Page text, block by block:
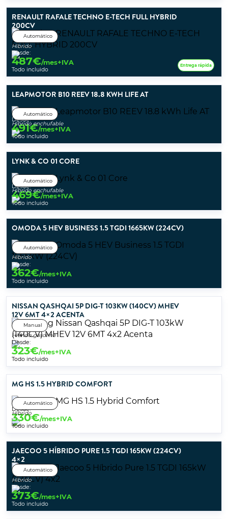
RENAULT RAFALE TECHNO E-TECH FULL HYBRID
200CV
Automático
Híbrido
Desde:
487€/mes+IVA
Todo incluido
Entrega rápida
LEAPMOTOR B10 REEV 18.8 KWH LIFE AT
Automático
Híbrido enchufable
Desde:
491€/mes+IVA
Todo incluido
LYNK & CO 01 CORE
Automático
Híbrido enchufable
Desde:
469€/mes+IVA
Todo incluido
OMODA 5 HEV BUSINESS 1.5 TGDI 1665KW (224CV)
Automático
Híbrido
Desde:
362€/mes+IVA
Todo incluido
NISSAN QASHQAI 5P DIG-T 103KW (140CV) MHEV
12V 6MT 4×2 ACENTA
Manual
Híbrido gasolina
Desde:
323€/mes+IVA
Todo incluido
MG HS 1.5 HYBRID COMFORT
Automático
Híbrido
Desde:
330€/mes+IVA
Todo incluido
JAECOO 5 HÍBRIDO PURE 1.5 TGDI 165KW (224CV)
4×2
Automático
Híbrido
Desde:
373€/mes+IVA
Todo incluido